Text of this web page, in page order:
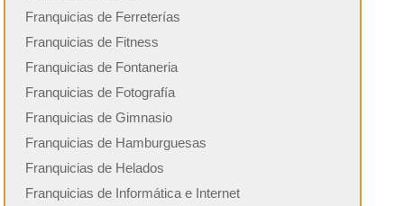
Franquicias de Ferreterías
Franquicias de Fitness
Franquicias de Fontaneria
Franquicias de Fotografía
Franquicias de Gimnasio
Franquicias de Hamburguesas
Franquicias de Helados
Franquicias de Informática e Internet